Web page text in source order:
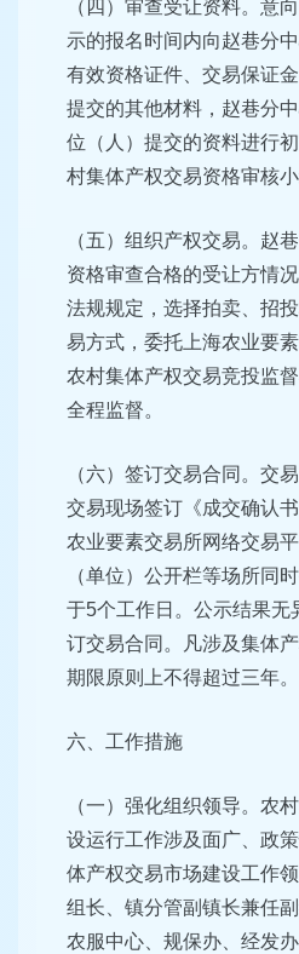
（四）审查受让资料。意
示的报名时间内向赵巷分
有效资格证件、交易保证
提交的其他材料，赵巷分
位（人）提交的资料进行
村集体产权交易资格审核
（五）组织产权交易。赵
资格审查合格的受让方情
法规规定，选择拍卖、招
易方式，委托上海农业要
农村集体产权交易竞投监
全程监督。
（六）签订交易合同。交
交易现场签订《成交确认
农业要素交易所网络交易
（单位）公开栏等场所同
于5个工作日。公示结果无
订交易合同。凡涉及集体
期限原则上不得超过三年。
六、工作措施
（一）强化组织领导。农
设运行工作涉及面广、政
体产权交易市场建设工作
组长、镇分管副镇长兼任
农服中心、规保办、经发